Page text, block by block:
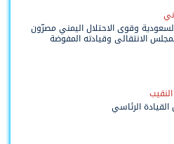
السعودية وقوى الاحتلال اليمني مصرّون
الانتقالي وقيادته المفوضة
الرئاسي